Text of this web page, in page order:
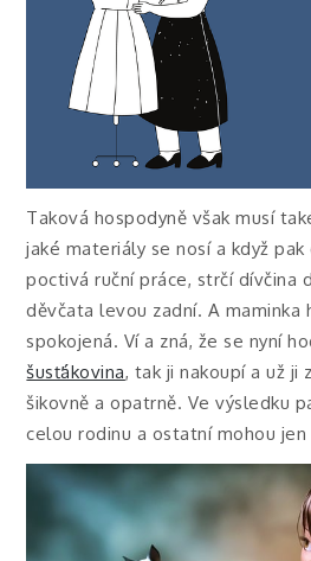
Taková hospodyně však musí
jaké materiály se nosí a když
poctivá ruční práce, strčí dívčina
děvčata levou zadní. A maminka
spokojená. Ví a zná, že se nyní
šusťákovina, tak ji nakoupí a už ji
šikovně a opatrně. Ve výsledku
celou rodinu a ostatní mohou